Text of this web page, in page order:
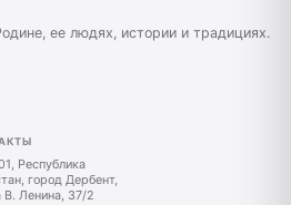
ее людях, истории и традициях.
Республика
город Дербент,
В. Ленина, 37/2